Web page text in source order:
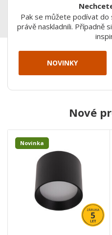
Pak se můžete podívat do
právě naskladnili. Případně
NOVINKY
Nové
Novinka